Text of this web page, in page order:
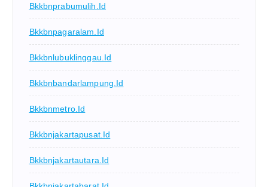
Bkkbnprabumulih.id
Bkkbnpagaralam.id
Bkkbnlubuklinggau.id
Bkkbnbandarlampung.id
Bkkbnmetro.id
Bkkbnjakartapusat.id
Bkkbnjakartautara.id